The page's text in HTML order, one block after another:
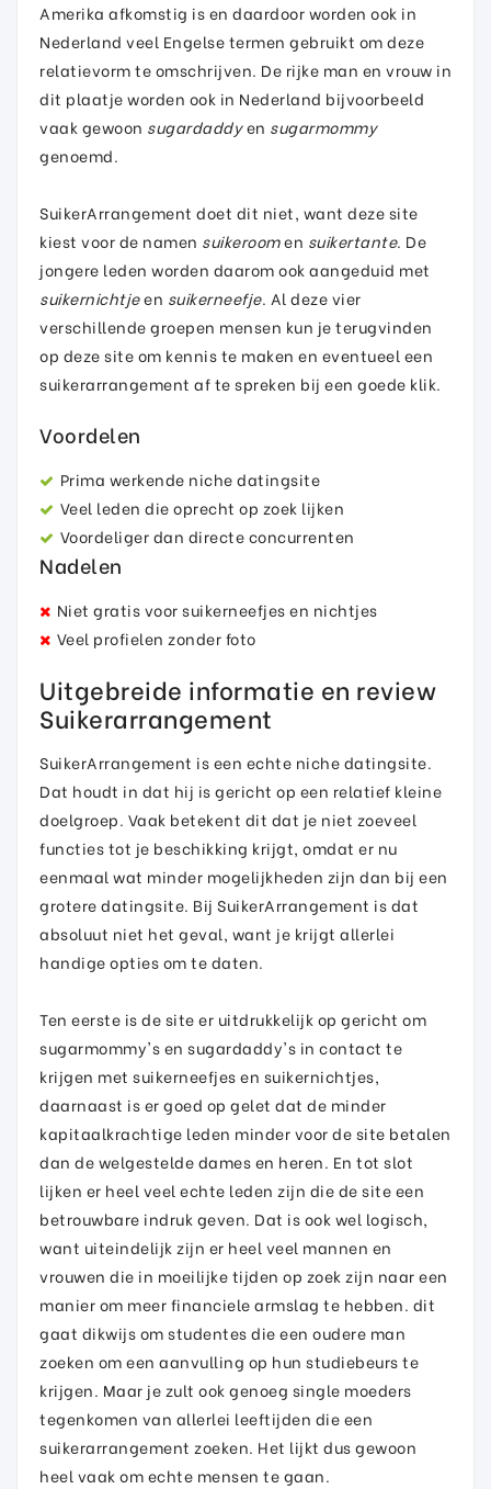
Amerika afkomstig is en daardoor worden ook in
Nederland veel Engelse termen gebruikt om deze
relatievorm te omschrijven. De rijke man en vrouw in
dit plaatje worden ook in Nederland bijvoorbeeld
vaak gewoon sugardaddyen sugarmommy
genoemd.
SuikerArrangement doet dit niet, want deze site
kiest voor de namen suikeroomen suikertante. De
jongere leden worden daarom ook aangeduid met
suikernichtjeen suikerneefje. Al deze vier
verschillende groepen mensen kun je terugvinden
op deze site om kennis te maken en eventueel een
suikerarrangement af te spreken bij een goede klik.
Voordelen
Prima werkende niche datingsite
Veel leden die oprecht op zoek lijken
Voordeliger dan directe concurrenten
Nadelen
Niet gratis voor suikerneefjes en nichtjes
Veel profielen zonder foto
Uitgebreide informatie en review
Suikerarrangement
SuikerArrangement is een echte niche datingsite.
Dat houdt in dat hij is gericht op een relatief kleine
doelgroep. Vaak betekent dit dat je niet zoeveel
functies tot je beschikking krijgt, omdat er nu
eenmaal wat minder mogelijkheden zijn dan bij een
grotere datingsite. Bij SuikerArrangement is dat
absoluut niet het geval, want je krijgt allerlei
handige opties om te daten.
Ten eerste is de site er uitdrukkelijk op gericht om
sugarmommy's en sugardaddy's in contact te
krijgen met suikerneefjes en suikernichtjes,
daarnaast is er goed op gelet dat de minder
kapitaalkrachtige leden minder voor de site betalen
dan de welgestelde dames en heren. En tot slot
lijken er heel veel echte leden zijn die de site een
betrouwbare indruk geven. Dat is ook wel logisch,
want uiteindelijk zijn er heel veel mannen en
vrouwen die in moeilijke tijden op zoek zijn naar een
manier om meer financiele armslag te hebben. dit
gaat dikwijs om studentes die een oudere man
zoeken om een aanvulling op hun studiebeurs te
krijgen. Maar je zult ook genoeg single moeders
tegenkomen van allerlei leeftijden die een
suikerarrangement zoeken. Het lijkt dus gewoon
heel vaak om echte mensen te gaan.